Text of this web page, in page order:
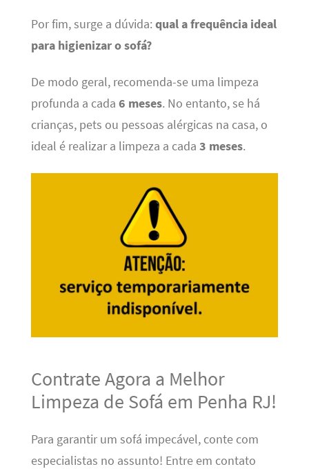
Por fim, surge a dúvida: qual a frequência ideal
para higienizar o sofá?
De modo geral, recomenda-se uma limpeza
profunda a cada 6 meses. No entanto, se há
crianças, pets ou pessoas alérgicas na casa, o
ideal é realizar a limpeza a cada 3 meses.
Contrate Agora a Melhor
Limpeza de Sofá em Penha RJ!
Para garantir um sofá impecável, conte com
especialistas no assunto! Entre em contato